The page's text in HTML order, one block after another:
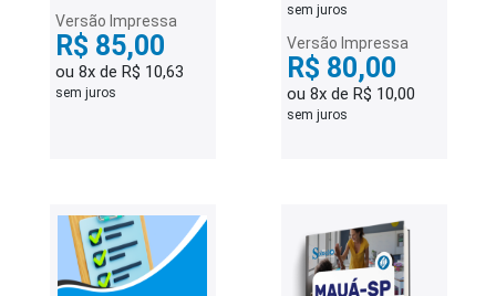
Versão Impressa
R$ 85,00
ou 8x de R$ 10,63
sem juros
sem juros
Versão Impressa
R$ 80,00
ou 8x de R$ 10,00
sem juros